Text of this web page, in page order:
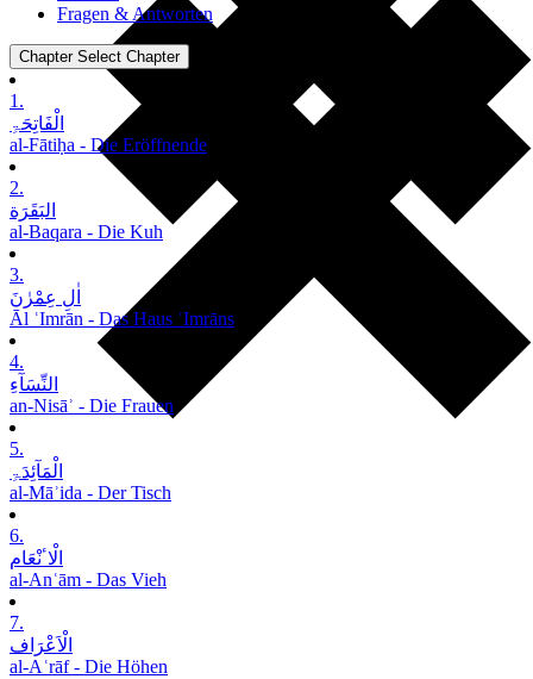
Fragen & Antworten
Chapter Select Chapter
1.
الْفَاتِحَۃِ
al-Fātiḥa - Die Eröffnende
2.
البَقَرَة
al-Baqara - Die Kuh
3.
اٰلِ عِمْرٰنَ
Āl ʿImrān - Das Haus ʿImrāns
4.
النِّسَآءِ
an-Nisāʾ - Die Frauen
5.
الْمَآئِدَۃِ
al-Māʾida - Der Tisch
6.
الْاٴنْعَام
al-Anʿām - Das Vieh
7.
الْاَعْرَاف
al-Aʿrāf - Die Höhen